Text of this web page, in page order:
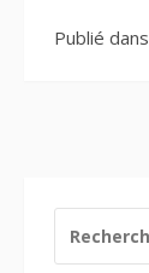
Publié dans